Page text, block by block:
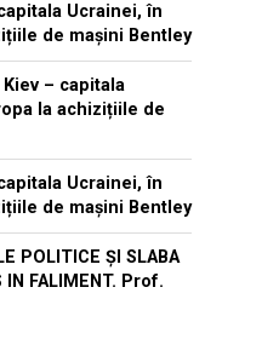
Ucrainei, în
de mașini Bentley
Kiev – capitala
la achizițiile de
Ucrainei, în
de mașini Bentley
POLITICE ȘI SLABA
IN FALIMENT. Prof.